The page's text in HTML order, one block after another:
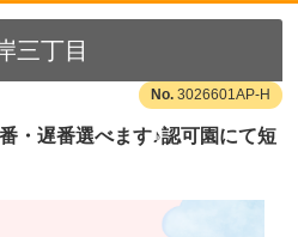
三丁目
3026601AP-H
・遅番選べます♪認可園にて短